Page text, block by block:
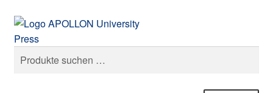
Zur
Navigation
springen
Zum
Inhalt
springen
Suchen
nach:
Suchen